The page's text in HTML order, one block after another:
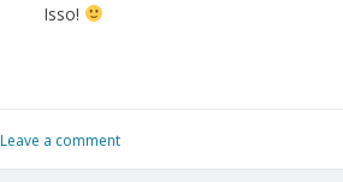
Isso!
Leave a comment